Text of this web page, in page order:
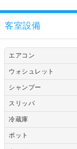
客室設備
エアコン
ウォシュレット
シャンプー
スリッパ
冷蔵庫
ポット